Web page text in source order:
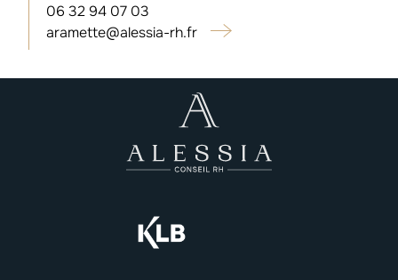
06 32 94 07 03
aramette@alessia-rh.fr